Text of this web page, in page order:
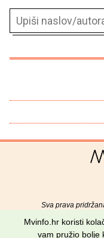
Sva prava
Mvinfo.hr koristi
vam pružio bolje